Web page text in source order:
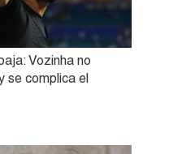
Vozinha no
se complica el